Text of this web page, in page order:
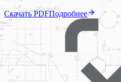
Скачать PDFПодробнее